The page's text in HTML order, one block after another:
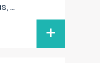
...
+